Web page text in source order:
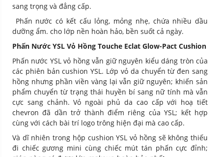
sang trọng và đẳng cấp.
Phấn nước có kết cấu lỏng, mỏng nhẹ, chứa nhiều dầu
dưỡng ẩm. cho lớp nền hoàn hảo, bền suốt cả ngày.
Phấn Nước YSL Vỏ Hồng Touche Eclat Glow-Pact Cushion
Phấn nước YSL vỏ hồng vẫn giữ nguyên kiểu dáng tròn của
các phiên bản cushion YSL. Lớp vỏ da chuyển từ đen sang
hồng nhưng phần viền vàng lại vẫn giữ nguyên; khiến sản
phẩm chuyển từ trạng thái huyền bí sang nữ tính mà vẫn
cực sang chảnh. Vỏ ngoài phủ da cao cấp với hoạ tiết
chevron đã dần trở thành điểm riêng của YSL; kết hợp
cùng với cách bài trí logo trông hiện đại mà cao cấp.
Và dĩ nhiên trong hộp cushion YSL vỏ hồng sẽ không thiếu
đi chiếc gương mini cùng chiếc mút tán phấn cực đỉnh;